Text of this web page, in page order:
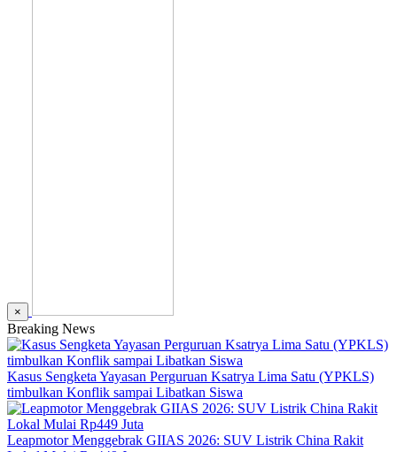
×
Breaking News
Kasus Sengketa Yayasan Perguruan Ksatrya Lima Satu (YPKLS)
timbulkan Konflik sampai Libatkan Siswa
Leapmotor Menggebrak GIIAS 2026: SUV Listrik China Rakit